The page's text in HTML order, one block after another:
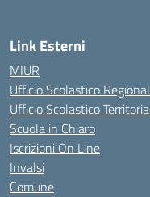
Link Esterni
MIUR
Ufficio Scolastico
Ufficio Scolastico
Scuola in Chiaro
Iscrizioni On Line
Invalsi
Comune